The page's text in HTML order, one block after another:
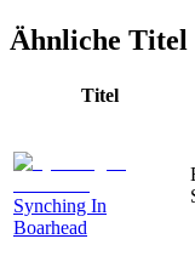
Ähnliche Titel
Titel
Synching In
Boarhead